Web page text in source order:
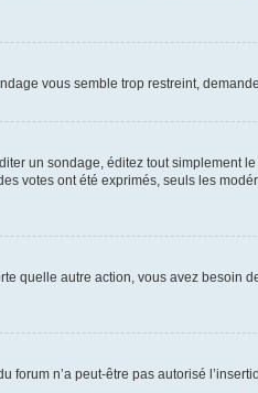
vous semble trop restreint,
un sondage, éditez tout simplement
votes ont été exprimés, seuls les
quelle autre action, vous avez besoin
n’a peut-être pas autorisé